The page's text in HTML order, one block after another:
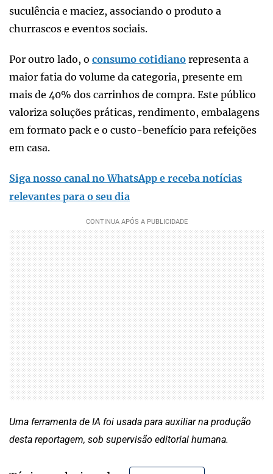
suculência e maciez, associando o produto a
churrascos e eventos sociais.
Por outro lado, o consumo cotidiano representa a
maior fatia do volume da categoria, presente em
mais de 40% dos carrinhos de compra. Este público
valoriza soluções práticas, rendimento, embalagens
em formato pack e o custo-benefício para refeições
em casa.
Siga nosso canal no WhatsApp e receba notícias
relevantes para o seu dia
Uma ferramenta de IA foi usada para auxiliar na produção
desta reportagem, sob supervisão editorial humana.